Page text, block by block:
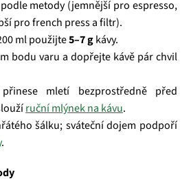
metody (jemnější pro espresso,
pro french press a filtr).
ml použijte5–7 gkávy.
bodu varu a dopřejte kávě pár chvil
mletí bezprostředně před
ruční mlýnek na kávu.
šálku; sváteční dojem podpoří
.